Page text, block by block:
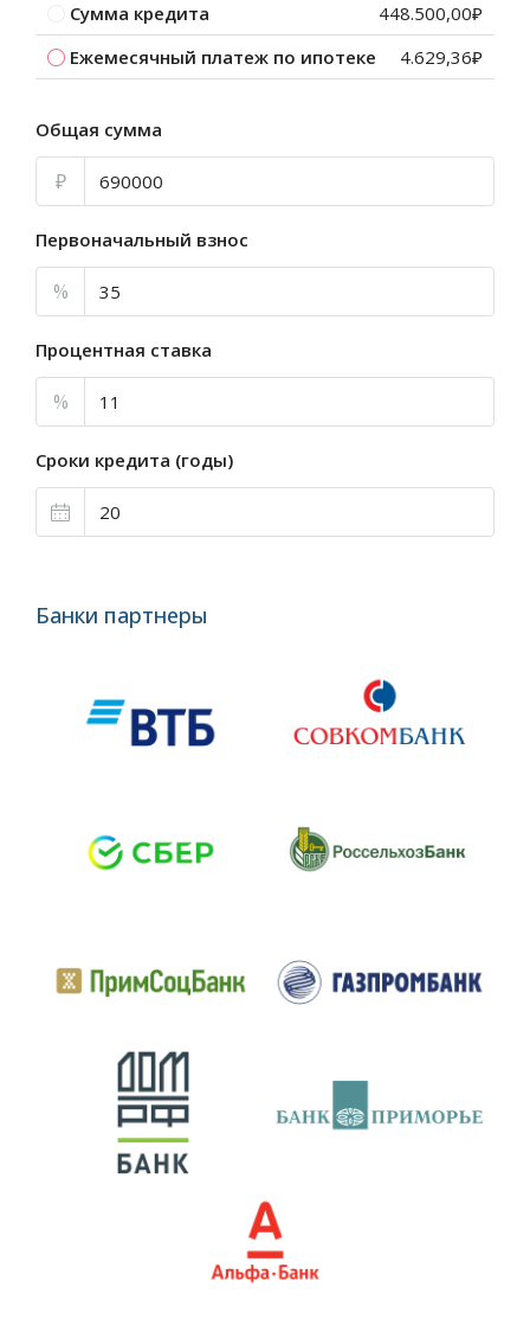
Сумма кредита
448.500,00₽
Ежемесячный платеж по ипотеке
4.629,36₽
Общая сумма
₽
Первоначальный взнос
%
Процентная ставка
%
Сроки кредита (годы)
Банки партнеры